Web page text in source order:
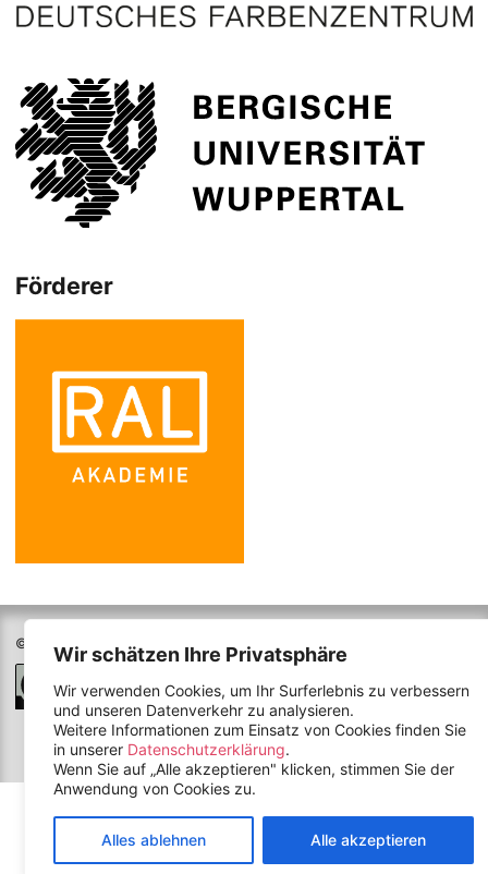
Wir schätzen Ihre Privatsphäre
Wir verwenden Cookies, um Ihr Surferlebnis zu verbessern
und unseren Datenverkehr zu analysieren.
Weitere Informationen zum Einsatz von Cookies finden Sie
in unserer Datenschutzerklärung.
Wenn Sie auf „Alle akzeptieren" klicken, stimmen Sie der
Anwendung von Cookies zu.
Alles ablehnen Alle akzeptieren
Förderer
© 2026 colour.education
- Alle Rechte vorbehalten
Alle Werke unterliegen der Creative Commons
Attribution-NonCommercial-NoDerivatives 4.0
International License
Datenschutzerklärung
Impressum Kontakt